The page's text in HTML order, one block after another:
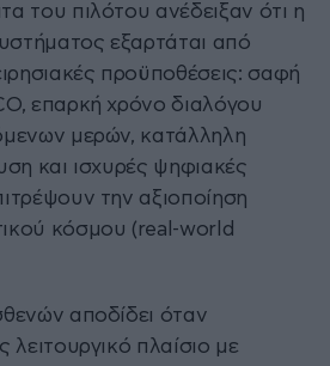
του πιλότου ανέδειξαν ότι η
εξαρτάται από
προϋποθέσεις: σαφή
επαρκή χρόνο διαλόγου
μερών, κατάλληλη
και ισχυρές ψηφιακές
την αξιοποίηση
κόσμου (real-world
αποδίδει όταν
πλαίσιο με